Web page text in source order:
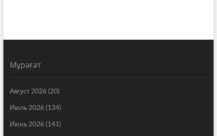
Мұрағат
Август 2026(20)
Июль 2026(134)
Июнь 2026(141)